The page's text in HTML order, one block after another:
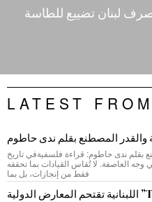
لبنان تضييع للطاسة
LATEST
المصطنع بقلم ندى حاطوم
بقلم ندى حاطوم: قراءة فلسفيةفي تاريخ
العاصفة. لا تُقاس القيادات بما تحققه
فقط من إنجازات، بل بما